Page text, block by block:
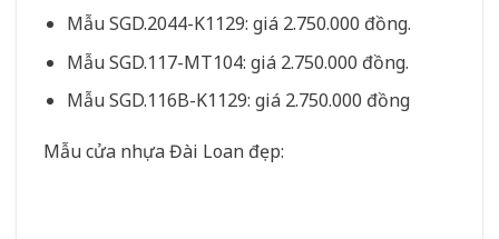
Mẫu SGD.2044-K1129: giá 2.750.000 đồng.
Mẫu SGD.117-MT104: giá 2.750.000 đồng.
Mẫu SGD.116B-K1129: giá 2.750.000 đồng
Mẫu cửa nhựa Đài Loan đẹp: